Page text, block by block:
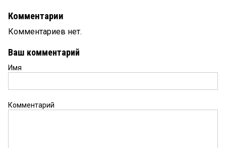
Комментарии
Комментариев нет.
Ваш комментарий
Имя
Комментарий